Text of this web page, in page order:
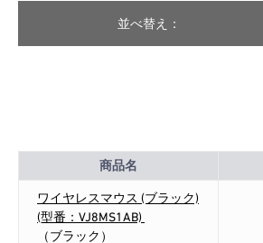
並べ替え：
商品名
ワイヤレスマウス (ブラック)
(型番：VJ8MS1AB)
（ブラック）